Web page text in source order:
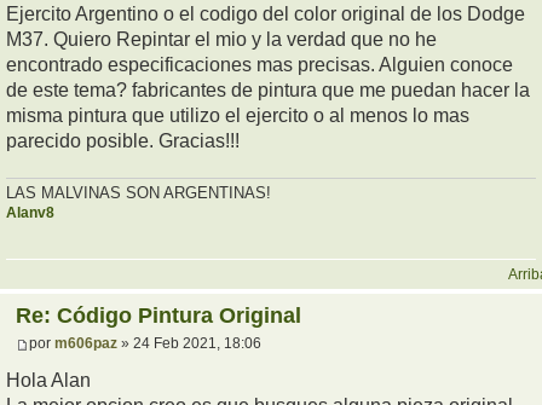
Ejercito Argentino o el codigo del color original de los Dodge
M37. Quiero Repintar el mio y la verdad que no he
encontrado especificaciones mas precisas. Alguien conoce
de este tema? fabricantes de pintura que me puedan hacer la
misma pintura que utilizo el ejercito o al menos lo mas
parecido posible. Gracias!!!
LAS MALVINAS SON ARGENTINAS!
Alanv8
Re: Código Pintura Original
por m606paz » 24 Feb 2021, 18:06
Hola Alan